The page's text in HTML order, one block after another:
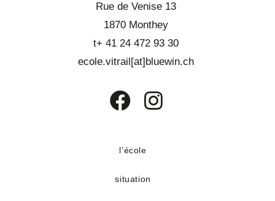
Rue de Venise 13
1870 Monthey
t+ 41 24 472 93 30
ecole.vitrail[at]bluewin.ch
un
onglet
l’école
situation